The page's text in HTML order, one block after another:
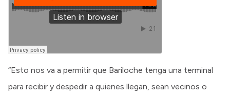
“Esto nos va a permitir que Bariloche tenga una terminal
para recibir y despedir a quienes llegan, sean vecinos o